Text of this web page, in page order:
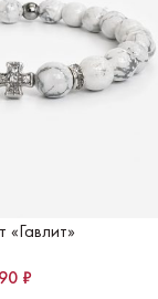
«Гавлит»
₽